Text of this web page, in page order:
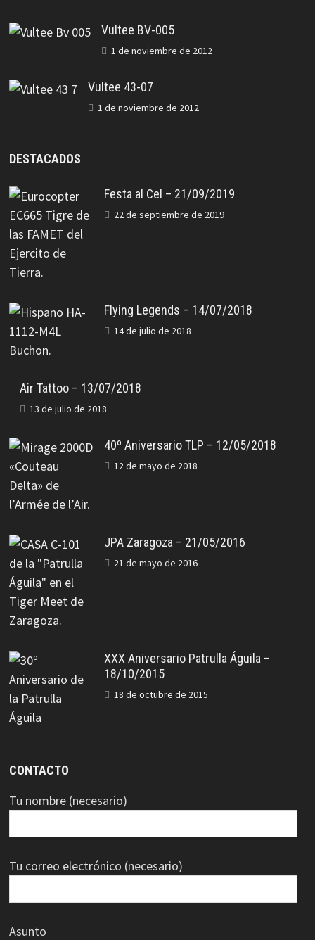
Vultee BV-005
1 de noviembre de 2012
Vultee 43-07
1 de noviembre de 2012
DESTACADOS
Festa al Cel – 21/09/2019
22 de septiembre de 2019
Flying Legends – 14/07/2018
14 de julio de 2018
Air Tattoo – 13/07/2018
13 de julio de 2018
40º Aniversario TLP – 12/05/2018
12 de mayo de 2018
JPA Zaragoza – 21/05/2016
21 de mayo de 2016
XXX Aniversario Patrulla Águila –
18/10/2015
18 de octubre de 2015
CONTACTO
Tu nombre (necesario)
Tu correo electrónico (necesario)
Asunto